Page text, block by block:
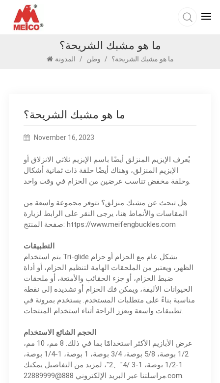
ما هو مشبك الشريحة؟
وطن / المدونة / ما هو مشبك الشريحة؟
ما هو مشبك الشريحة؟
November 16, 2023
يُعرف الإبزيم المنزلق أيضًا باسم الإبزيم ثلاثي الانزلاق أو
الإبزيم المنزلق، وهناك أيضًا حلقة ذات ثمانية أشكال
وحلقة مخفض تناسب عرضين من الحزام في وقت واحد.
هل تبحث عن مشبك منزلق؟ تتوفر مجموعة واسعة من
المقاسات والأنماط هنا، يرجى النقر على الرابط لزيارة
صفحة المنتج: https://www.meifengbuckles.com
التطبيقات
يتم استخدام Tri-glide بشكل عام مع الحزام أو حزام
الظهر، ويعتبر من الملحقات الهامة لتنظيم الحزام، أو أداة
ضبط الحزام، أو جزء الحقائب والأمتعة، أو ملحقات
الحيوانات الأليفة، ويمكن فك الحزام أو تشديده إلى نقطة
مناسبة بناءً على متطلبات المستخدم. يستخدم بمرونة في
تطبيقات واسعة ويعزز الراحة أثناء استخدام المنتجات.
الحجم الشائع الاستخدام
عرض الأبازيم الأكثر استخدامًا بما في ذلك: 8 مم، 10 مم،
1/2 بوصة، 5/8 بوصة، 3/4 بوصة، 1 بوصة، 1-1/4 بوصة،
1-1/2 بوصة، 1-3 /4"、2"، لمزيد من التفاصيل يمكنك
مراسلتنا عبر البريد الإلكتروني888@22889999.com.